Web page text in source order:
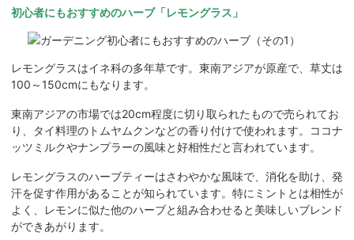
初心者にもおすすめのハーブ「レモングラス」
レモングラスはイネ科の多年草です。東南アジアが原産で、草丈は
100～150cmにもなります。
東南アジアの市場では20cm程度に切り取られたもので売られてお
り、タイ料理のトムヤムクンなどの香り付けで使われます。ココナ
ッツミルクやナンプラーの風味と好相性だと言われています。
レモングラスのハーブティーはさわやかな風味で、消化を助け、発
汗を促す作用があることが知られています。特にミントとは相性が
よく、レモンに似た他のハーブと組み合わせると美味しいブレンド
ができあがります。